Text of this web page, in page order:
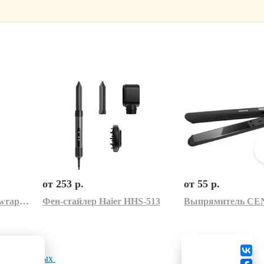
Фен-стайлер Dyson Airwrap Complete Long HS08 i.d. (керамический абрикос/топаз)
от 253 р.
Фен-стайлер Haier HHS-513
от 55 р.
данных